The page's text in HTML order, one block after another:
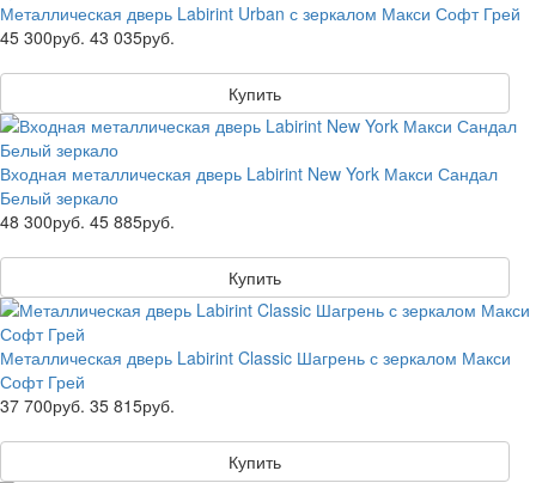
Металлическая дверь Labirint Urban с зеркалом Макси Софт Грей
45 300руб. 43 035руб.
Купить
Входная металлическая дверь Labirint New York Макси Сандал
Белый зеркало
48 300руб. 45 885руб.
Купить
Металлическая дверь Labirint Classic Шагрень с зеркалом Макси
Софт Грей
37 700руб. 35 815руб.
Купить